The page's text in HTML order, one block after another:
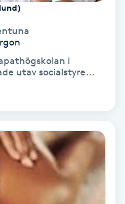
i
utav socialstyre...